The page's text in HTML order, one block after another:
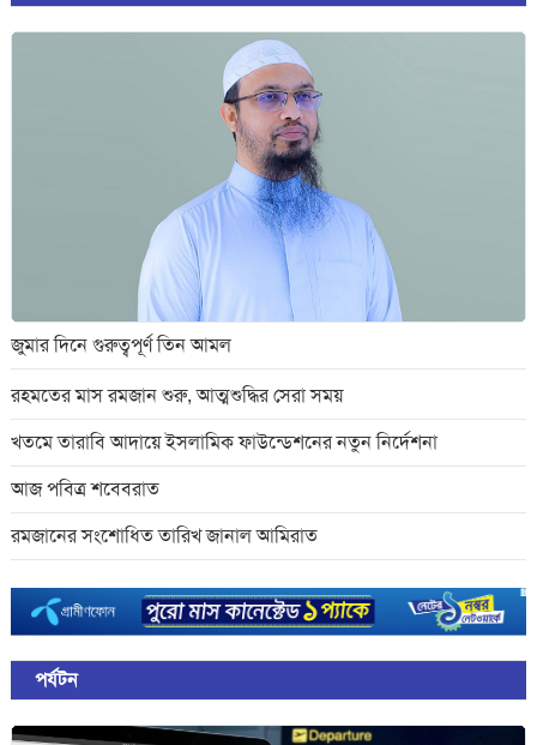
প্রতিমন্ত্রী হয়ে প্রথমবার নিজ জেলায় ফারজানা
শারমিন পুতুল
বাজার মূলধন বাড়লো ৮ হাজার কোটি টাকা
জুমার দিনে গুরুত্বপূর্ণ তিন আমল
রহমতের মাস রমজান শুরু, আত্মশুদ্ধির সেরা সময়
খতমে তারাবি আদায়ে ইসলামিক ফাউন্ডেশনের নতুন নির্দেশনা
আজ পবিত্র শবেবরাত
রমজানের সংশোধিত তারিখ জানাল আমিরাত
পর্যটন